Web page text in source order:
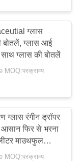
ग्लास
बोतलें, ग्लास आई
ग्लास की बोतलें
MOQ:परक्राम्य
ग्लास रंगीन ड्रॉपर
फिर से भरना
माउथफुल
MOQ:परक्राम्य